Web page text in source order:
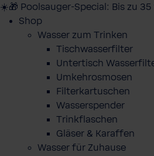
☀️🎁 Poolsauger-Special: Bis zu 35
Shop
Wasser zum Trinken
Tischwasserfilter
Untertisch
Umkehrosmosen
Filterkartuschen
Wasserspender
Trinkflaschen
Gläser & Karaffen
Wasser für Zuhause